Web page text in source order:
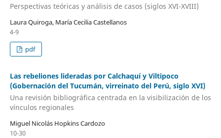
Perspectivas teóricas y análisis de casos (siglos XVI-XVIII)
Laura Quiroga, María Cecilia Castellanos
4-9
pdf
Las rebeliones lideradas por Calchaquí y Viltipoco
(Gobernación del Tucumán, virreinato del Perú, siglo XVI)
Una revisión bibliográfica centrada en la visibilización de los
vínculos regionales
Miguel Nicolás Hopkins Cardozo
10-30